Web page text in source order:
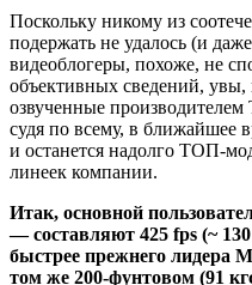
Поскольку никому из
подержать не удалось (и
видеоблогеры, похоже, не
объективных сведений,
озвученные
судя по всему, в ближайшее
и останется надолго ТОП-
линеек компании.
Итак, основной
— составляют 425 fps (~
быстрее прежнего лидера
том же 200-фунтовом (91